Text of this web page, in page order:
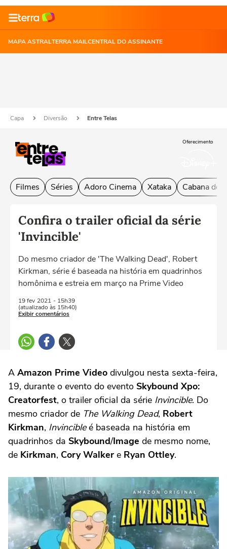
MAPA ASTRALTERRA MAILCENTRAL DO ASSINANTE
Capa Diversão Entre Telas
Oferecimento
Filmes Séries Adoro Cinema Xataka Cabana do
Confira o trailer oficial da série
'Invincible'
Do mesmo criador de 'The Walking Dead', Robert
Kirkman, série é baseada na história em quadrinhos
homônima e estreia em março na Prime Video
19 fev 2021 - 15h39
(atualizado às 15h40)
Exibir comentários
A Amazon Prime Video divulgou nesta sexta-feira,
19, durante o evento do evento Skybound Xpo:
Creatorfest, o trailer oficial da série Invincible. Do
mesmo criador de The Walking Dead, Robert
Kirkman, Invincibleé baseada na história em
quadrinhos da Skybound/Image de mesmo nome,
de Kirkman, Cory Walker e Ryan Ottley.